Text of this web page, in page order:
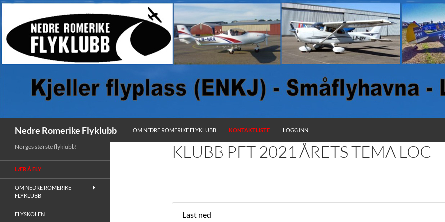
Nedre Romerike Flyklubb
OM NEDRE ROMERIKE FLYKLUBB
KONTAKTLISTE LOGG INN
KLUBB PFT 2021 ÅRETS TEMA LOC
Last ned
Norges største flyklubb!
LÆR Å FLY
OM NEDRE ROMERIKE
FLYKLUBB
FLYSKOLEN